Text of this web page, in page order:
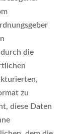
die
zu
diese Daten